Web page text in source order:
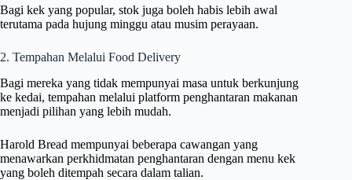
Bagi kek yang popular, stok juga boleh habis lebih awal
terutama pada hujung minggu atau musim perayaan.
2. Tempahan Melalui Food Delivery
Bagi mereka yang tidak mempunyai masa untuk berkunjung
ke kedai, tempahan melalui platform penghantaran makanan
menjadi pilihan yang lebih mudah.
Harold Bread mempunyai beberapa cawangan yang
menawarkan perkhidmatan penghantaran dengan menu kek
yang boleh ditempah secara dalam talian.